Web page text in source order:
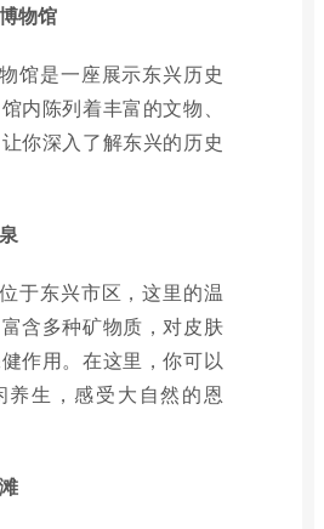
物馆
馆是一座展示东兴历史
内陈列着丰富的文物、
你深入了解东兴的历史
于东兴市区，这里的温
含多种矿物质，对皮肤
作用。在这里，你可以
养生，感受大自然的恩